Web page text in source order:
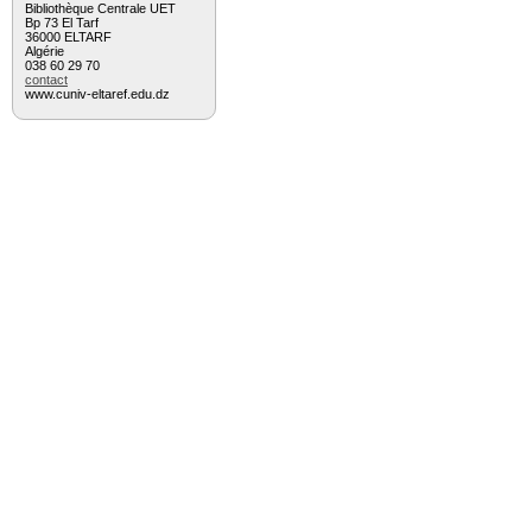
Bibliothèque Centrale UET
Bp 73 El Tarf
36000 ELTARF
Algérie
038 60 29 70
contact
www.cuniv-eltaref.edu.dz